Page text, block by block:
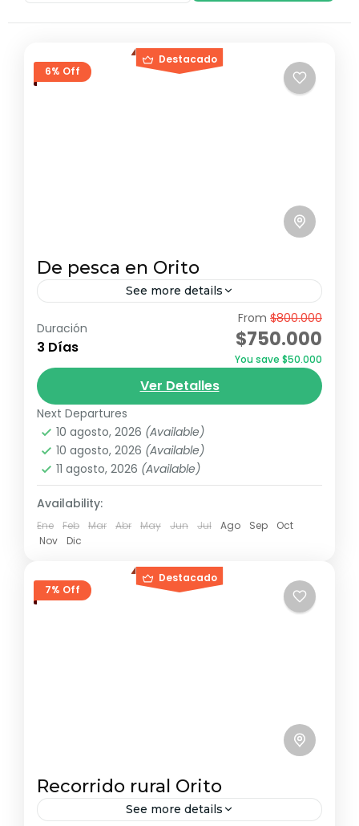
Destacado
6% Off
De pesca en Orito
See more details
Con este paquete de viaje, los turistas
podrán disfrutar de una experiencia de
pesca única en los ríos Guamuéz y Orito,
rodeados de la increíble...
K'uychi-Mila,Sagy Ecolodge
Duro
1 Person
Duración
3 Días
From $800.000
$750.000
You save $50.000
Ver Detalles
Next Departures
10 agosto, 2026 (Available)
10 agosto, 2026 (Available)
11 agosto, 2026 (Available)
Availability:
Ene Feb Mar Abr May Jun Jul Ago Sep
Oct
Nov
Dic
Destacado
7% Off
Recorrido rural Orito
See more details